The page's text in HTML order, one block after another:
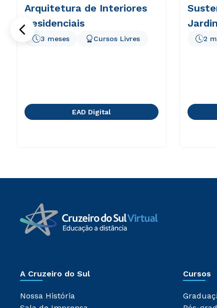
Arquitetura de Interiores
Residenciais
3 meses Cursos Livres
EAD Digital
2
A Cruzeiro do Sul
Nossa História
Cursos